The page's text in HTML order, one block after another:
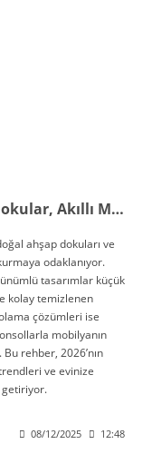
2026 Mobilya Trendleri: Doğal Dokular, Akıllı Modülerlik ve Sakin Renkler
ahşap dokuları ve
odaklanıyor.
tasarımlar küçük
kolay temizlenen
çözümleri ise
mobilyanın
rehber, 2026’nın
ve evinize
getiriyor.
08/12/2025 12:48